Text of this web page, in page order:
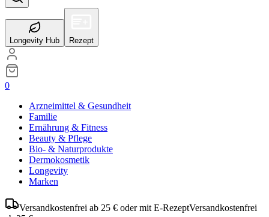
Longevity Hub Rezept
0
Arzneimittel & Gesundheit
Familie
Ernährung & Fitness
Beauty & Pflege
Bio- & Naturprodukte
Dermokosmetik
Longevity
Marken
Versandkostenfrei ab 25 € oder mit E-RezeptVersandkostenfrei